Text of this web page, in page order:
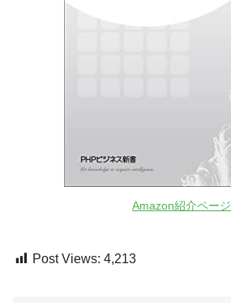
Amazon紹介ページ
Post Views: 4,213